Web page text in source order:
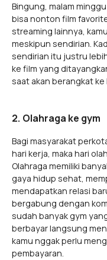
Bingung, malam
bisa nonton film
streaming lainnya,
meskipun sendirian.
sendirian itu justru
ke film yang
saat akan berangkat
2. Olahraga ke gym
Bagi masyarakat
hari kerja, maka hari
Olahraga memiliki
gaya hidup sehat,
mendapatkan relasi
bergabung dengan
sudah banyak gym
berbayar langsung
kamu nggak perlu
pembayaran.